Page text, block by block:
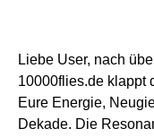
Liebe User, nach
10000flies.de klappt
Eure Energie,
Dekade. Die